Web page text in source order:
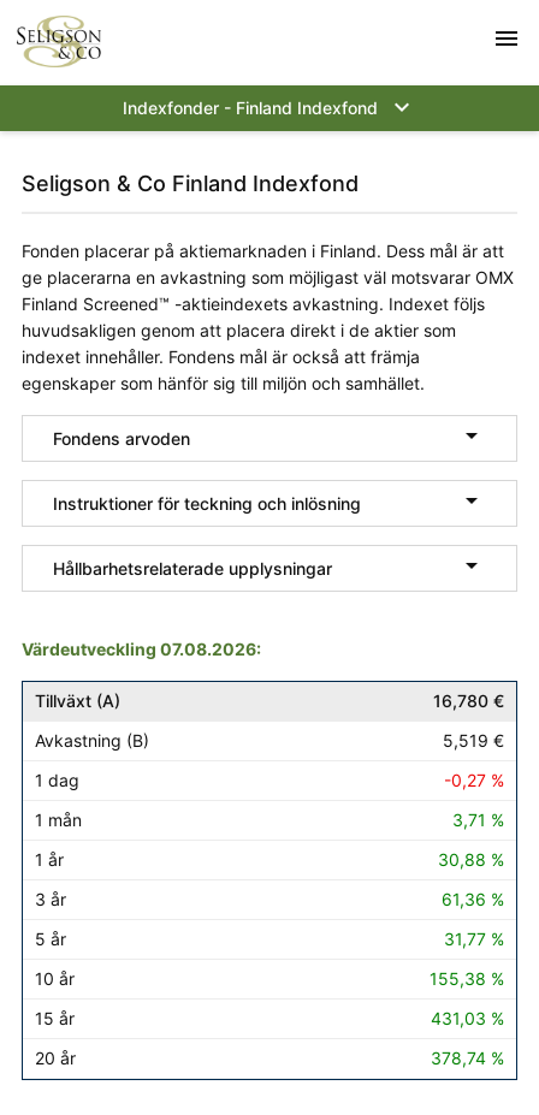
menu
Indexfonder - Finland Indexfond 
Seligson & Co Finland Indexfond
Fonden placerar på aktiemarknaden i Finland. Dess mål är att
ge placerarna en avkastning som möjligast väl motsvarar OMX
Finland Screened™ -aktieindexets avkastning. Indexet följs
huvudsakligen genom att placera direkt i de aktier som
indexet innehåller. Fondens mål är också att främja
egenskaper som hänför sig till miljön och samhället.
Fondens arvoden 
Instruktioner för teckning och inlösning 
Hållbarhetsrelaterade upplysningar 
Värdeutveckling 07.08.2026:
Tillväxt (A) 1 år 3 år
16,780 €
5,519 €
-0,27 %
3,71 %
30,88 %
61,36 %
31,77 %
155,38 %
431,03 %
378,74 %